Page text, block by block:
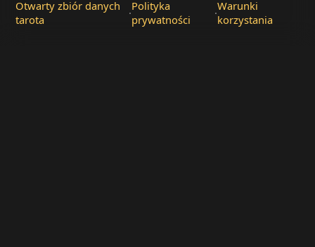
Otwarty zbiór danych
tarota
·Polityka
prywatności
·Warunki
korzystania